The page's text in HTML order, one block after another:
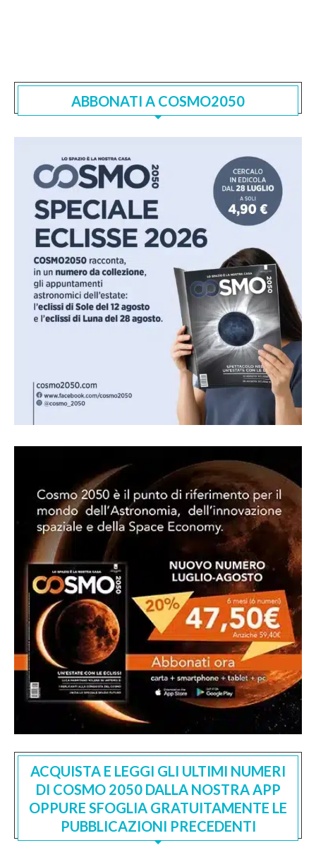
ABBONATI A COSMO2050
ACQUISTA E LEGGI GLI ULTIMI NUMERI
DI COSMO 2050 DALLA NOSTRA APP
OPPURE SFOGLIA GRATUITAMENTE LE
PUBBLICAZIONI PRECEDENTI